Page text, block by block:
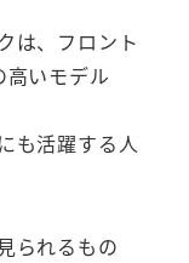
は、フロント
いモデル
も活躍する人
られるもの